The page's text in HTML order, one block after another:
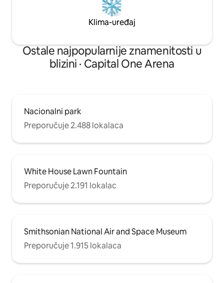
Klima-uređaj
Ostale najpopularnije znamenitosti u
blizini · Capital One Arena
Nacionalni park
Preporučuje 2.488 lokalaca
White House Lawn Fountain
Preporučuje 2.191 lokalac
Smithsonian National Air and Space Museum
Preporučuje 1.915 lokalaca